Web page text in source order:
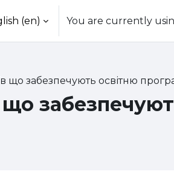
‎(en)‎ You are currently
що забезпечують освітню
що